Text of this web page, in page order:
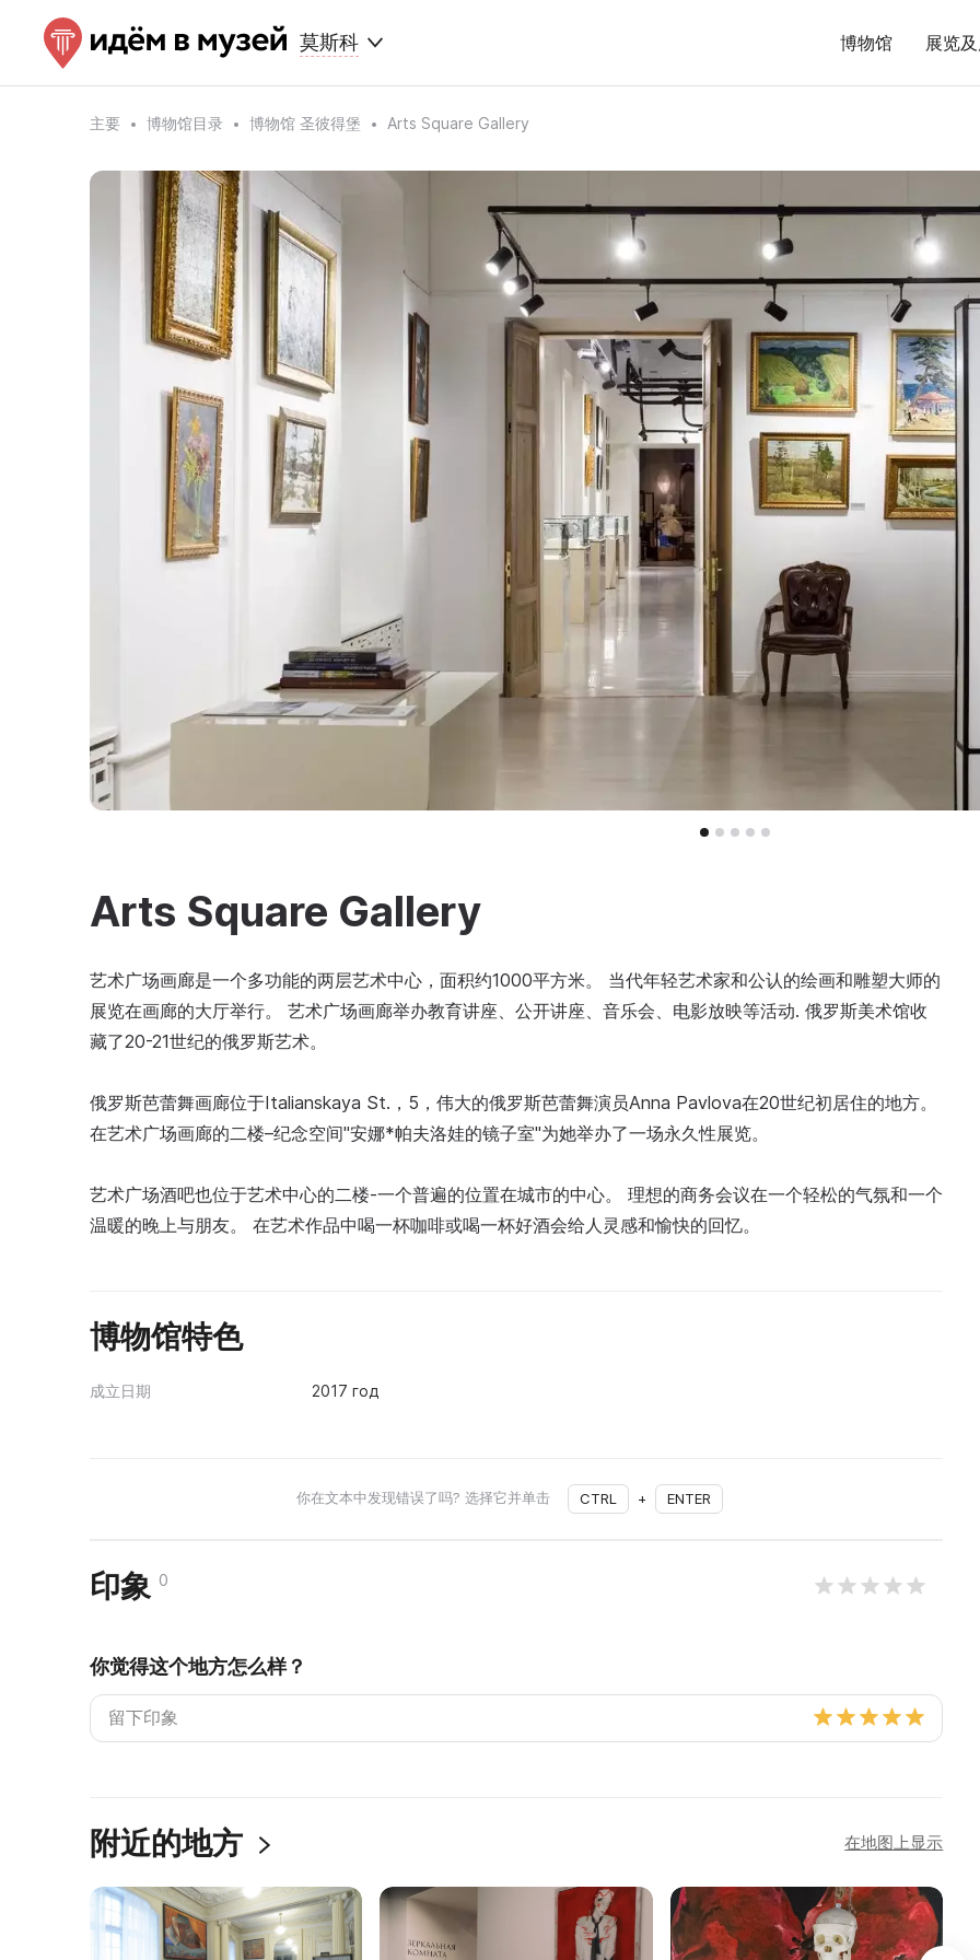
莫斯科 博物馆 展览
主要 博物馆目录 博物馆 圣彼得堡 Arts Square Gallery
Arts Square Gallery
艺术广场画廊是一个多功能的两层艺术中心，面积约1000平方米。 当代年轻艺术家和公认的绘画和雕塑大师的
展览在画廊的大厅举行。 艺术广场画廊举办教育讲座、公开讲座、音乐会、电影放映等活动. 俄罗斯美术馆收
藏了20-21世纪的俄罗斯艺术。
俄罗斯芭蕾舞画廊位于Italianskaya St.，5，伟大的俄罗斯芭蕾舞演员Anna Pavlova在20世纪初居住的地方。
在艺术广场画廊的二楼–纪念空间"安娜*帕夫洛娃的镜子室"为她举办了一场永久性展览。
艺术广场酒吧也位于艺术中心的二楼-一个普遍的位置在城市的中心。 理想的商务会议在一个轻松的气氛和一个
温暖的晚上与朋友。 在艺术作品中喝一杯咖啡或喝一杯好酒会给人灵感和愉快的回忆。
博物馆特色
成立日期 2017 год
你在文本中发现错误了吗? 选择它并单击 CTRL + ENTER
印象 0
你觉得这个地方怎么样？
附近的地方 在地图上显示